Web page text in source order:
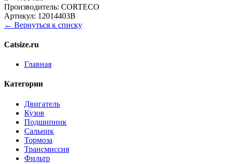
Производитель: CORTECO
Артикул: 12014403B
← Вернуться к списку
Catsize.ru
Главная
Категории
Двигатель
Кузов
Подшипник
Сальник
Тормоза
Трансмиссия
Фильтр